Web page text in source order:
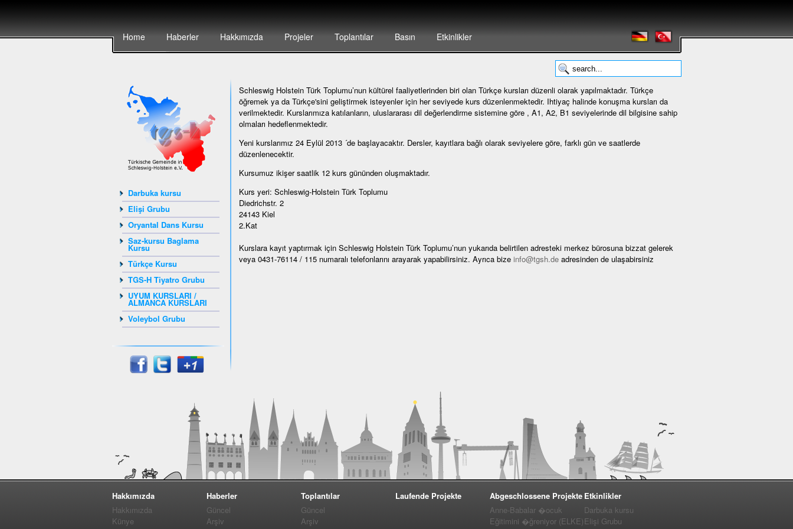
Home Haberler Hakkımızda Projeler Toplantılar Basın Etkinlikler
Darbuka kursu
Elişi Grubu
Oryantal Dans Kursu
Saz-kursu Baglama
Kursu
Türkçe Kursu
TGS-H Tiyatro Grubu
UYUM KURSLARI /
ALMANCA KURSLARI
Voleybol Grubu
Schleswig Holstein Türk Toplumu’nun kültürel faaliyetlerinden biri olan Türkçe kursları düzenli olarak yapılmaktadır. Türkçe
öğremek ya da Türkçe'sini geliştirmek isteyenler için her seviyede kurs düzenlenmektedir. Ihtiyaç halinde konuşma kursları da
verilmektedir. Kurslarımıza katılanların, uluslararası dil değerlendirme sistemine göre , A1, A2, B1 seviyelerinde dil bilgisine sahip
olmaları hedeflenmektedir.
Yeni kurslarımız 24 Eylül 2013 ´de başlayacaktır. Dersler, kayıtlara bağlı olarak seviyelere göre, farklı gün ve saatlerde
düzenlenecektir.
Kursumuz ikişer saatlik 12 kurs gününden oluşmaktadır.
Kurs yeri: Schleswig-Holstein Türk Toplumu
Diedrichstr. 2
24143 Kiel
2.Kat
Kurslara kayıt yaptırmak için Schleswig Holstein Türk Toplumu’nun yukarıda belirtilen adresteki merkez bürosuna bizzat gelerek
veya 0431-76114 / 115 numaralı telefonlarını arayarak yapabilirsiniz. Ayrıca bize info@tgsh.deadresinden de ulaşabirsiniz
Hakkımızda
Hakkımızda
Künye
Haberler
Güncel
Arşiv
Toplantılar
Güncel
Arşiv
Laufende Projekte
Abgeschlossene Projekte
Anne-Babalar �ocuk
Eğitimini �ğreniyor (ELKE)
Etkinlikler
Darbuka kursu
Elişi Grubu